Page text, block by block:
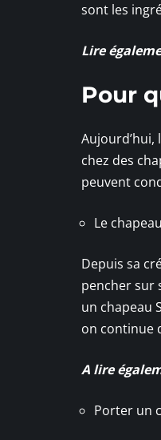
sont les
Lire
Pour
Aujourd’hui,
chez des
peuvent
Le
Depuis sa
pencher sur
un chapeau
on continue
A lire
Porter un